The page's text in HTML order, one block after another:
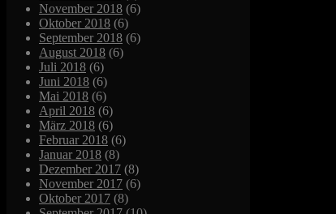
November 2018 (6)
Oktober 2018 (6)
September 2018 (6)
August 2018 (6)
Juli 2018 (6)
Juni 2018 (6)
Mai 2018 (6)
April 2018 (6)
März 2018 (6)
Februar 2018 (6)
Januar 2018 (8)
Dezember 2017 (8)
November 2017 (6)
Oktober 2017 (8)